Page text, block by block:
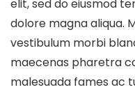
elit, sed do eiusmod
dolore magna aliqua.
vestibulum morbi
maecenas pharetra
malesuada fames ac